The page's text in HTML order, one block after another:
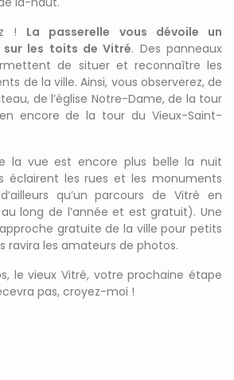
! La passerelle vous dévoile un
sur les toits de Vitré. Des panneaux
de situer et reconnaître les
de la ville. Ainsi, vous observerez, de
de l’église Notre-Dame, de la tour
encore de la tour du Vieux-Saint-
la vue est encore plus belle la nuit
éclairent les rues et les monuments
qu’un parcours de Vitré en
long de l’année et est gratuit). Une
gratuite de la ville pour petits
ravira les amateurs de photos.
le vieux Vitré, votre prochaine étape
pas, croyez-moi !